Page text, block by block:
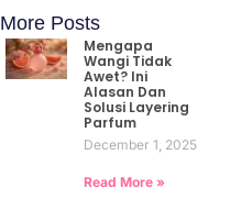
More Posts
Mengapa
Wangi Tidak
Awet? Ini
Alasan Dan
Solusi Layering
Parfum
December 1, 2025
Read More »